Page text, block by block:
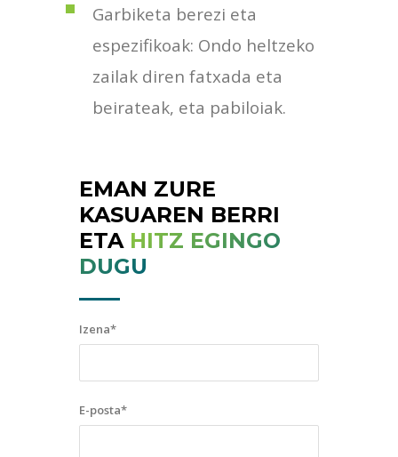
Garbiketa berezi eta
espezifikoak: Ondo heltzeko
zailak diren fatxada eta
beirateak, eta pabiloiak.
EMAN ZURE
KASUAREN BERRI
ETA HITZ EGINGO
DUGU
Izena*
E-posta*